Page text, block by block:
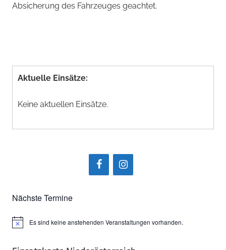
Absicherung des Fahrzeuges geachtet.
Aktuelle Einsätze:
Keine aktuellen Einsätze.
Nächste Termine
HinweisEs sind keine anstehenden Veranstaltungen vorhanden.